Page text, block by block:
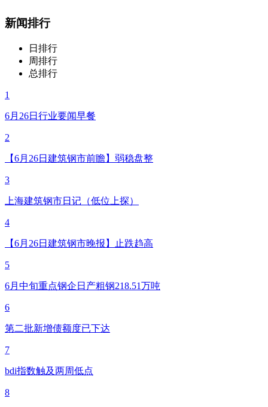
新闻排行
日排行
周排行
总排行
1
6月26日行业要闻早餐
2
【6月26日建筑钢市前瞻】弱稳盘整
3
上海建筑钢市日记（低位上探）
4
【6月26日建筑钢市晚报】止跌趋高
5
6月中旬重点钢企日产粗钢218.51万吨
6
第二批新增债额度已下达
7
bdi指数触及两周低点
8